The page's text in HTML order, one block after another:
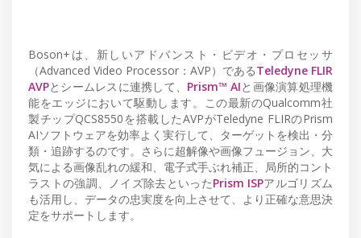
Boson+は、新しいアドバンスト・ビデオ・プロセッサ
（Advanced Video Processor：AVP）であるTeledyne FLIR
AVPとシームレスに連携して、 Prism™ AIと画像演算処理機
能をエッジにおいて駆動します。この最新のQualcomm社
製チップQCS8550を搭載したAVPがTeledyne FLIRのPrism
AIソフトウェアを効率よく実行して、ターゲットを検出・分
類・追跡するのです。さらに超解像や画像フュージョン、大
気による画像乱れの緩和、電子式手ぶれ補正、局所的コント
ラストの強調、ノイズ除去といったPrism ISPアルゴリズム
も活用し、データの忠実度を向上させて、より正確な意思決
定をサポートします。